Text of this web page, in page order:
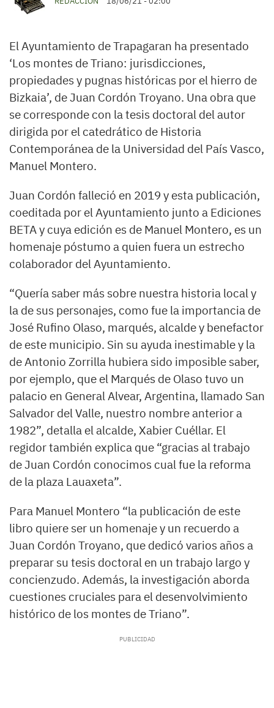
El Ayuntamiento de Trapagaran ha presentado
‘Los montes de Triano: jurisdicciones,
propiedades y pugnas históricas por el hierro de
Bizkaia’, de Juan Cordón Troyano. Una obra que
se corresponde con la tesis doctoral del autor
dirigida por el catedrático de Historia
Contemporánea de la Universidad del País Vasco,
Manuel Montero.
Juan Cordón falleció en 2019 y esta publicación,
coeditada por el Ayuntamiento junto a Ediciones
BETA y cuya edición es de Manuel Montero, es un
homenaje póstumo a quien fuera un estrecho
colaborador del Ayuntamiento.
“Quería saber más sobre nuestra historia local y
la de sus personajes, como fue la importancia de
José Rufino Olaso, marqués, alcalde y benefactor
de este municipio. Sin su ayuda inestimable y la
de Antonio Zorrilla hubiera sido imposible saber,
por ejemplo, que el Marqués de Olaso tuvo un
palacio en General Alvear, Argentina, llamado San
Salvador del Valle, nuestro nombre anterior a
1982”, detalla el alcalde, Xabier Cuéllar. El
regidor también explica que “gracias al trabajo
de Juan Cordón conocimos cual fue la reforma
de la plaza Lauaxeta”.
Para Manuel Montero “la publicación de este
libro quiere ser un homenaje y un recuerdo a
Juan Cordón Troyano, que dedicó varios años a
preparar su tesis doctoral en un trabajo largo y
concienzudo. Además, la investigación aborda
cuestiones cruciales para el desenvolvimiento
histórico de los montes de Triano”.